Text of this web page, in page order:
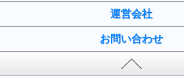
運営会社
お問い合わせ